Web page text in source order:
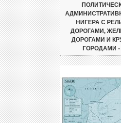
НИГЕРА С
ДОРОГАМИ,
ДОРОГАМИ И
ГОРОДАМИ -